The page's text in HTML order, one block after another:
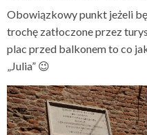
Obowiązkowy punkt jeżeli
trochę zatłoczone przez
plac przed balkonem to co
„Julia” 😉